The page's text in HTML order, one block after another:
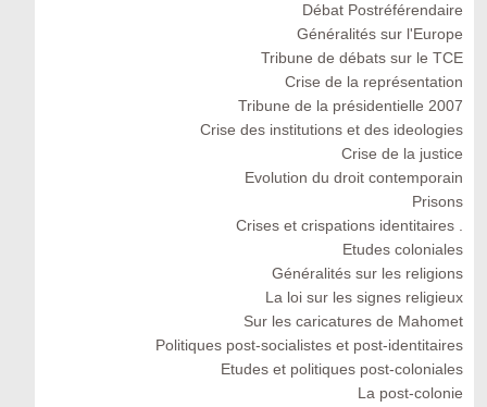
Débat Postréférendaire
Généralités sur l'Europe
Tribune de débats sur le TCE
Crise de la représentation
Tribune de la présidentielle 2007
Crise des institutions et des ideologies
Crise de la justice
Evolution du droit contemporain
Prisons
Crises et crispations identitaires .
Etudes coloniales
Généralités sur les religions
La loi sur les signes religieux
Sur les caricatures de Mahomet
Politiques post-socialistes et post-identitaires
Etudes et politiques post-coloniales
La post-colonie